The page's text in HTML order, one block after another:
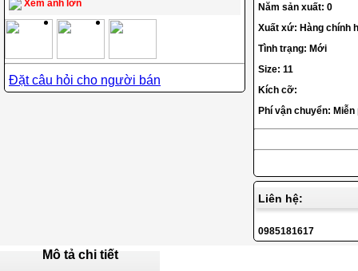
Xem ảnh lớn
Đặt câu hỏi cho người bán
Năm sản xuất: 0
Xuất xứ: Hàng chính
Tình trạng: Mới
Size: 11
Kích cỡ:
Phí vận chuyển:
Liên hệ:
0985181617
Mô tả chi tiết